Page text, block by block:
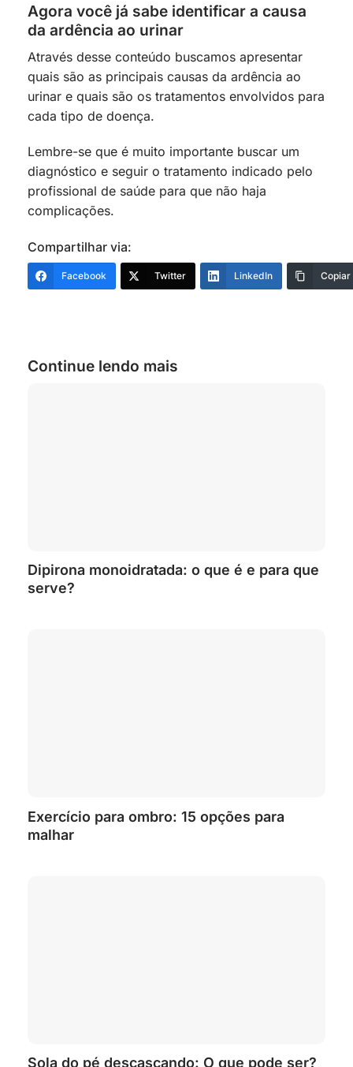
Agora você já sabe identificar a causa
da ardência ao urinar
Através desse conteúdo buscamos apresentar
quais são as principais causas da ardência ao
urinar e quais são os tratamentos envolvidos para
cada tipo de doença.
Lembre-se que é muito importante buscar um
diagnóstico e seguir o tratamento indicado pelo
profissional de saúde para que não haja
complicações.
Compartilhar via:
Facebook Twitter LinkedIn Copiar
Continue lendo mais
Dipirona monoidratada: o que é e para que
serve?
Exercício para ombro: 15 opções para
malhar
Sola do pé descascando: O que pode ser?